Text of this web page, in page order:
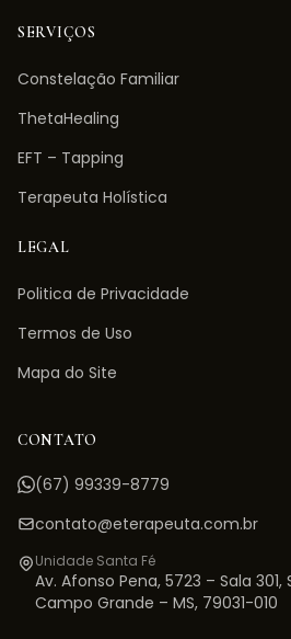
SERVIÇOS
Constelação Familiar
ThetaHealing
EFT – Tapping
Terapeuta Holística
LEGAL
Politica de Privacidade
Termos de Uso
Mapa do Site
CONTATO
(67) 99339-8779
contato@eterapeuta.com.br
Unidade Santa Fé
Av. Afonso Pena, 5723 – Sala 301,
Campo Grande – MS, 79031-010